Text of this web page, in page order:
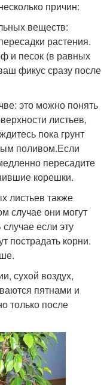
причин:
веществ:
растения.
и песок (в равных
фикус сразу после
это можно понять
листьев,
пока грунт
поливом.Если
пересадите
корешки.
листьев также
случае они могут
если эту
пострадать корни.
сухой воздух,
пятнами и
только после